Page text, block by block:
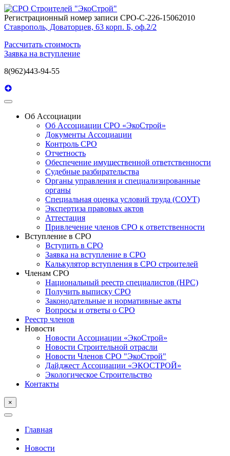
Регистрационный номер записи СРО-С-226-15062010
Ставрополь, Доваторцев, 63 корп. Б, оф.2/2
Рассчитать стоимость
Заявка на вступление
8(962)443-94-55
Об Ассоциации
Об Ассоциации СРО «ЭкоСтрой»
Документы Ассоциации
Контроль СРО
Отчетность
Обеспечение имущественной ответственности
Судебные разбирательства
Органы управления и специализированные
органы
Специальная оценка условий труда (СОУТ)
Экспертиза правовых актов
Аттестация
Привлечение членов СРО к ответственности
Вступление в СРО
Вступить в СРО
Заявка на вступление в СРО
Калькулятор вступления в СРО строителей
Членам СРО
Национальный реестр специалистов (НРС)
Получить выписку СРО
Законодательные и нормативные акты
Вопросы и ответы о СРО
Реестр членов
Новости
Новости Ассоциации «ЭкоСтрой»
Новости Строительной отрасли
Новости Членов СРО "ЭкоСтрой"
Дайджест Ассоциации «ЭКОСТРОЙ»
Экологическое Строительство
Контакты
×
Главная
Новости